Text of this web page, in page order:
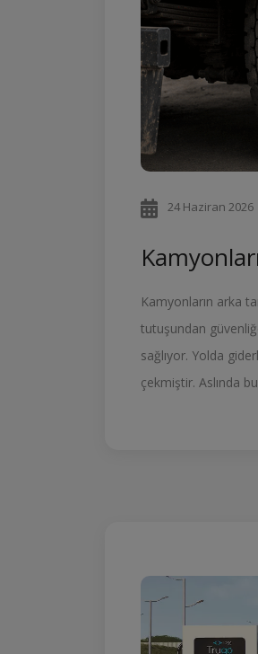
24 Haziran 2026
Kamyonların arka
tutuşundan
sağlıyor. Yolda
çekmiştir. Aslında